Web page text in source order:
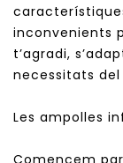
inconvenients
t’agradi,
necessitats
Les ampolles
Comencem